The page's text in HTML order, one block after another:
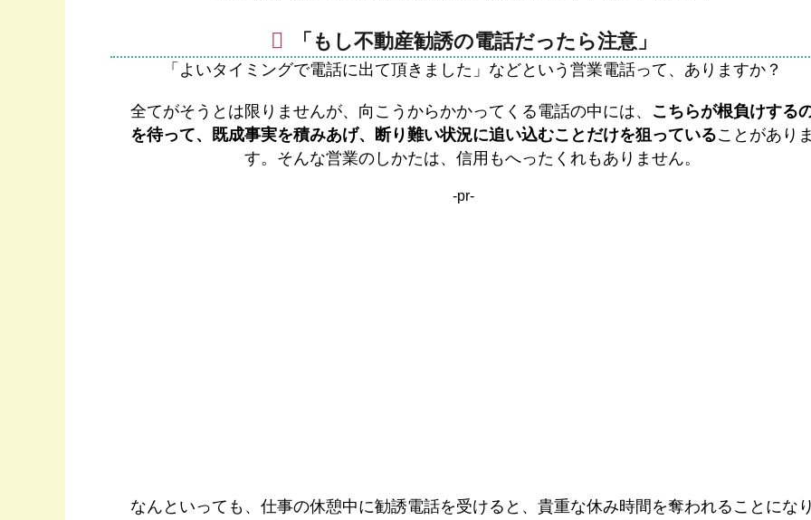
「もし不動産勧誘の電話だったら注意」
「よいタイミングで電話に出て頂きました」などという営業電話って、ありますか？
全てがそうとは限りませんが、向こうからかかってくる電話の中には、 こちらが根負けする
を待って、既成事実を積みあげ、断り難い状況に追い込むことだけを狙っていることがあり
す。そんな営業のしかたは、信用もへったくれもありません。
-pr-
なんといっても、仕事の休憩中に勧誘電話を受けると、貴重な休み時間を奪われることにな